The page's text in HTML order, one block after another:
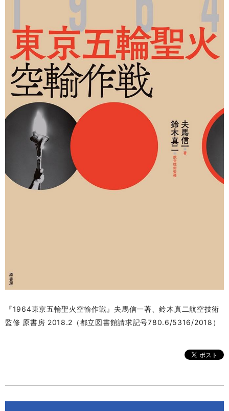
『1964東京五輪聖火空輸作戦』 夫馬信一著、鈴木真二航空技術
監修 原書房 2018.2（都立図書館請求記号780.6/5316/2018）